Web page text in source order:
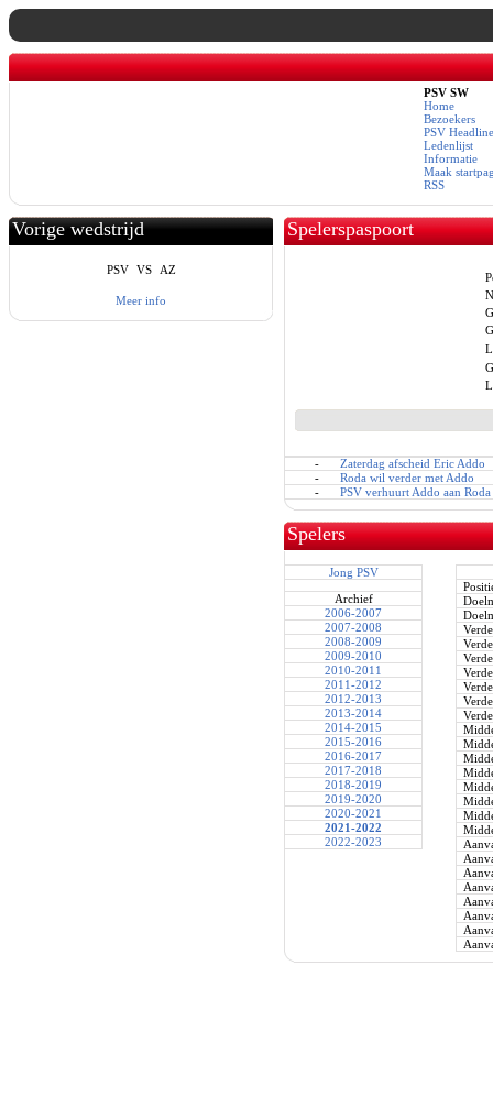
PSV SW
Home
Bezoekers
PSV
Ledenlijst
Informatie
Maak
RSS
Vorige wedstrijd
PSV VS AZ
Meer info
Spelerspaspoort
-
Zaterdag afscheid Eric Addo
-
Roda wil verder met Addo
-
PSV verhuurt Addo aan Roda
Spelers
Jong PSV
Archief
2006-2007
2007-2008
2008-2009
2009-2010
2010-2011
2011-2012
2012-2013
2013-2014
2014-2015
2015-2016
2016-2017
2017-2018
2018-2019
2019-2020
2020-2021
2021-2022
2022-2023